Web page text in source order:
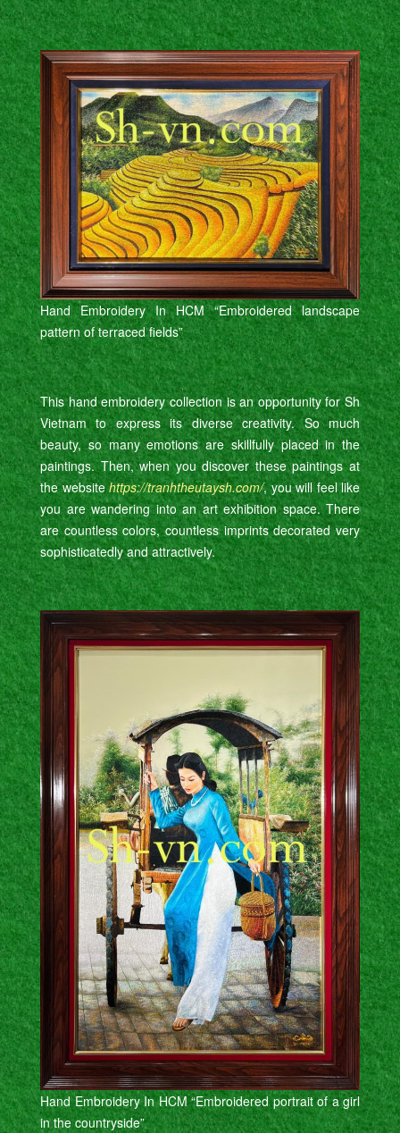
Hand Embroidery In HCM “Embroidered landscape
pattern of terraced fields”
This hand embroidery collection is an opportunity for Sh
Vietnam to express its diverse creativity. So much
beauty, so many emotions are skillfully placed in the
paintings. Then, when you discover these paintings at
the website https://tranhtheutaysh.com/, you will feel like
you are wandering into an art exhibition space. There
are countless colors, countless imprints decorated very
sophisticatedly and attractively.
Hand Embroidery In HCM “Embroidered portrait of a girl
in the countryside”